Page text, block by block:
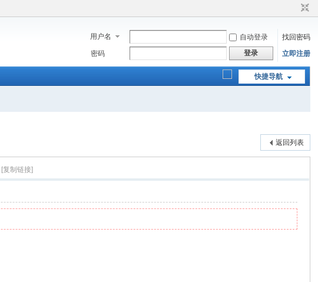
用户名 自动登录
找回密码
密码
登录 立即注册
快捷导航
返回列表
[复制链接]